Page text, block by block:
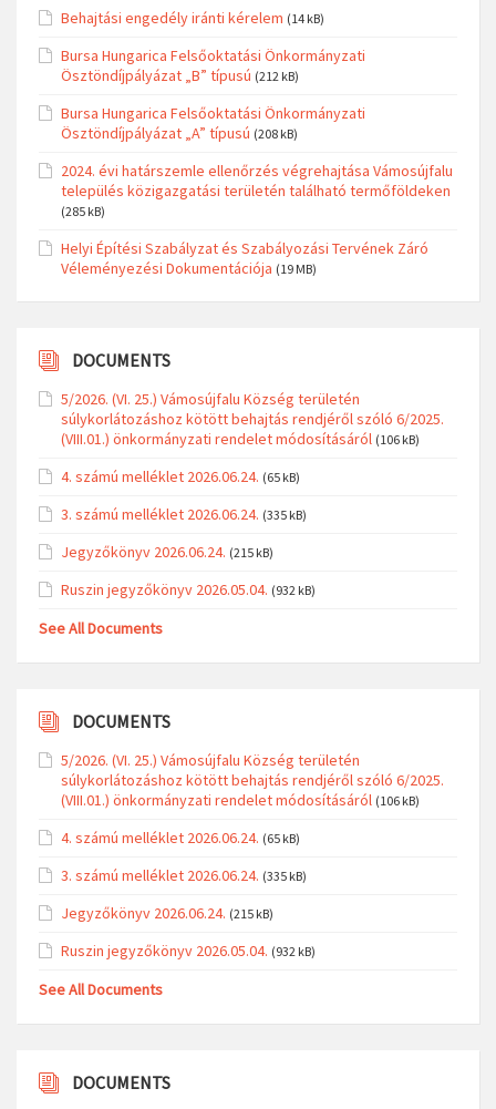
Behajtási engedély iránti kérelem (14 kB)
Bursa Hungarica Felsőoktatási Önkormányzati
Ösztöndíjpályázat „B” típusú (212 kB)
Bursa Hungarica Felsőoktatási Önkormányzati
Ösztöndíjpályázat „A” típusú (208 kB)
2024. évi határszemle ellenőrzés végrehajtása Vámosújfalu
település közigazgatási területén található termőföldeken
(285 kB)
Helyi Építési Szabályzat és Szabályozási Tervének Záró
Véleményezési Dokumentációja (19 MB)
DOCUMENTS
5/2026. (VI. 25.) Vámosújfalu Község területén
súlykorlátozáshoz kötött behajtás rendjéről szóló 6/2025.
(VIII.01.) önkormányzati rendelet módosításáról (106 kB)
4. számú melléklet 2026.06.24. (65 kB)
3. számú melléklet 2026.06.24. (335 kB)
Jegyzőkönyv 2026.06.24. (215 kB)
Ruszin jegyzőkönyv 2026.05.04. (932 kB)
See All Documents
DOCUMENTS
5/2026. (VI. 25.) Vámosújfalu Község területén
súlykorlátozáshoz kötött behajtás rendjéről szóló 6/2025.
(VIII.01.) önkormányzati rendelet módosításáról (106 kB)
4. számú melléklet 2026.06.24. (65 kB)
3. számú melléklet 2026.06.24. (335 kB)
Jegyzőkönyv 2026.06.24. (215 kB)
Ruszin jegyzőkönyv 2026.05.04. (932 kB)
See All Documents
DOCUMENTS